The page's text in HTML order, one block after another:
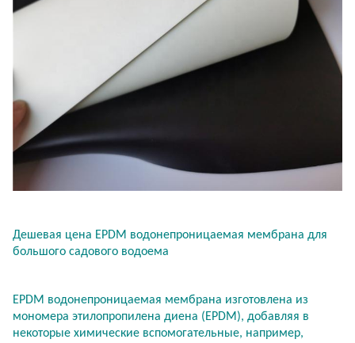
Дешевая цена EPDM водонепроницаемая мембрана для
большого садового водоема
EPDM водонепроницаемая мембрана изготовлена из
мономера этилопропилена диена (EPDM), добавляя в
некоторые химические вспомогательные, например,